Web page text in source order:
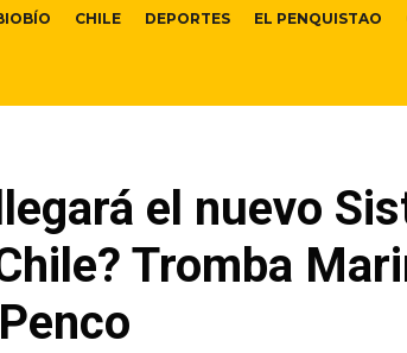
CHILE DEPORTES EL PENQUISTAO
el nuevo
Tromba